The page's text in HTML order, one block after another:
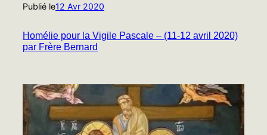
Publié le12 Avr 2020
Homélie pour la Vigile Pascale – (11-12 avril 2020)
par Frère Bernard